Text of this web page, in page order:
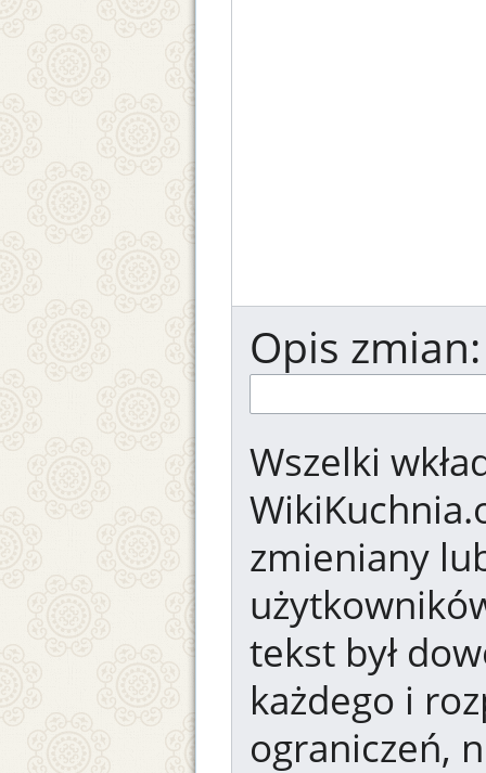
Opis zmian:
Wszelki
zmieniany
tekst był
każdego i
ograniczeń,